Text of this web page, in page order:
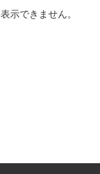
示できません。